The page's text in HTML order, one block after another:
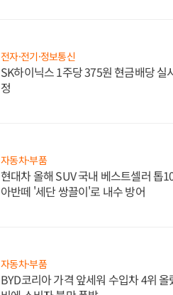
전자·전기·정보통신
SK하이닉스 1주당 375원 현금배당 실
정
자동차·부품
현대차 올해 SUV 국내 베스트셀러 톱
아반떼 '세단 쌍끌이'로 내수 방어
자동차·부품
BYD코리아 가격 앞세워 수입차 4위